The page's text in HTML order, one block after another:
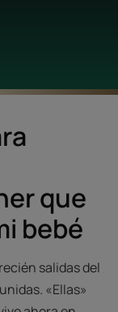
que
bebé
salidas del
«Ellas»